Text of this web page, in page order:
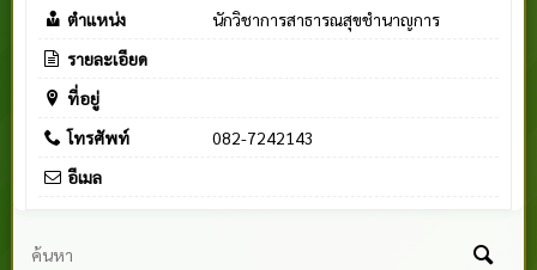
ตำแหน่ง
นักวิชาการสาธารณสุขชำนาญการ
รายละเอียด
ที่อยู่
โทรศัพท์
082-7242143
อีเมล